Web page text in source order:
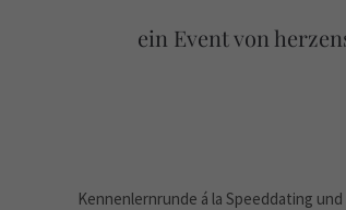
ein Event von
Kennenlernrunde á la Speeddating